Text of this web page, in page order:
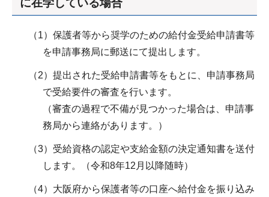
に在学している場合
（1）保護者等から奨学のための給付金受給申請書等
を申請事務局に郵送にて提出します。
（2）提出された受給申請書等をもとに、申請事務局
で受給要件の審査を行います。
（審査の過程で不備が見つかった場合は、申請事
務局から連絡があります。）
（3）受給資格の認定や支給金額の決定通知書を送付
します。（令和8年12月以降随時）
（4）大阪府から保護者等の口座へ給付金を振り込み